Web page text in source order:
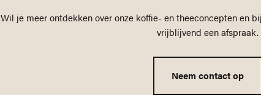
Wil je meer ontdekken over onze koffie- en theeconcepten en
vrijblijvend een afspraak.
Neem contact op